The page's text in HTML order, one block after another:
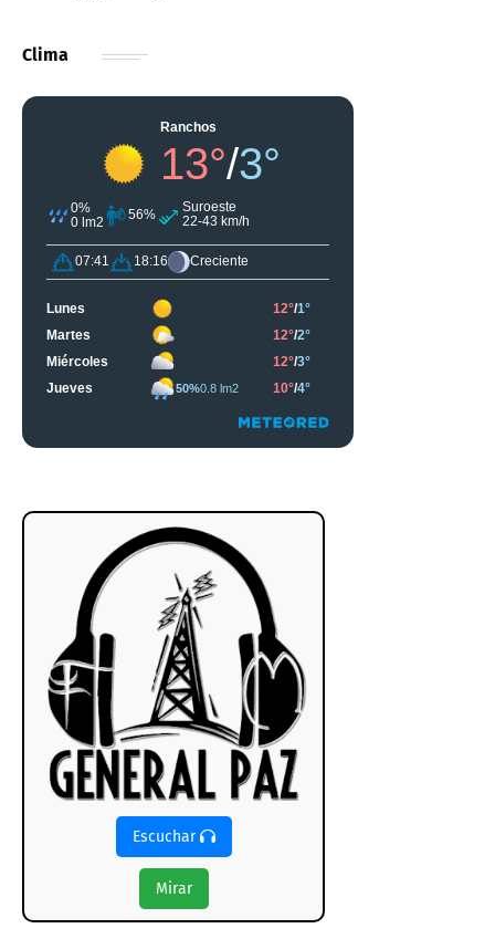
Clima
Escuchar
Mirar